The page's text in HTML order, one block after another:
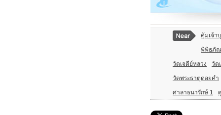
คุ้มเจ้า
พิพิธภัณ
วัดเจดีย์หลวง วัด
วัดพระธาตุดอยคำ
ศาลาธนารักษ์ 1